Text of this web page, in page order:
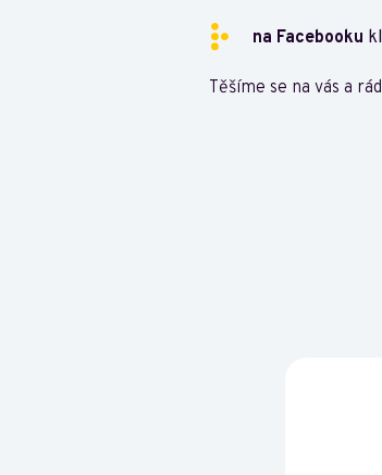
na Facebooku
Těšíme se na vás a